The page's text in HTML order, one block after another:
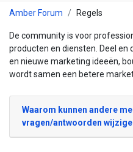
Amber Forum Regels
De community is voor
producten en diensten. Deel en
en nieuwe marketing ideeën,
wordt samen een betere
Waarom kunnen andere
vragen/antwoorden